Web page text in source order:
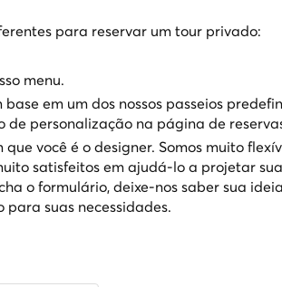
para reservar um tour privado:
menu.
em um dos nossos passeios
de personalização na página de
você é o designer. Somos muito
satisfeitos em ajudá-lo a projetar
o formulário, deixe-nos saber sua
suas necessidades.